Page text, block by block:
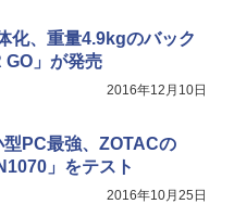
化、重量4.9kgのバック
GO」が発売
2016年12月10日
PC最強、ZOTACの
」をテスト
2016年10月25日